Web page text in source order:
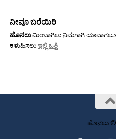
ನೀವೂ ಬರೆಯಿರಿ
ಹೊನಲುಮಿಂಬಾಗಿಲು ನಿಮಗಾಗಿ ಯಾವಾಗಲೂ
ಕಳುಹಿಸಲುಇಲ್ಲಿ ಒತ್ತಿ.
ಹೊನಲು ©